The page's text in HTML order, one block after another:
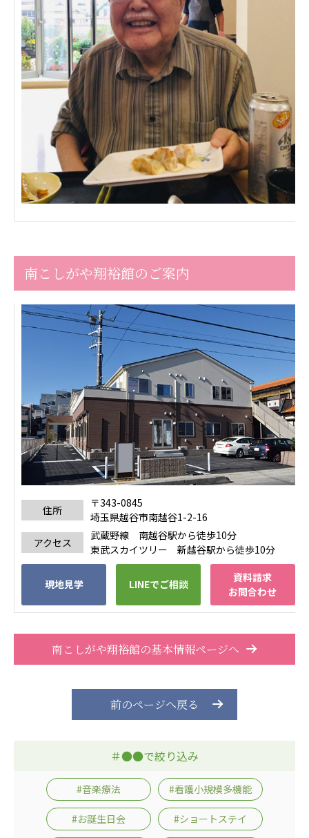
南こしがや翔裕館のご案内
住所
〒343-0845
埼玉県越谷市南越谷1-2-16
アクセス
武蔵野線 南越谷駅から徒歩10分
東武スカイツリー 新越谷駅から徒歩10分
現地見学 LINEでご相談
資料請求
お問合わせ
南こしがや翔裕館の基本情報ページへ
前のページへ戻る
＃●●で絞り込み
#音楽療法 #看護小規模多機能
#お誕生日会 #ショートステイ